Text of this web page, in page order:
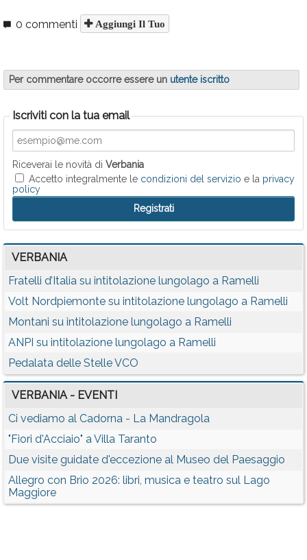
0 commenti Aggiungi Il Tuo
Per commentare occorre essere un utente iscritto
Iscriviti con la tua email
Riceverai le novità di Verbania
Accetto integralmente le condizioni del servizio e la privacy
policy
VERBANIA
Fratelli d’Italia su intitolazione lungolago a Ramelli
Volt Nordpiemonte su intitolazione lungolago a Ramelli
Montani su intitolazione lungolago a Ramelli
ANPI su intitolazione lungolago a Ramelli
Pedalata delle Stelle VCO
VERBANIA - EVENTI
Ci vediamo al Cadorna - La Mandragola
"Fiori d'Acciaio" a Villa Taranto
Due visite guidate d'eccezione al Museo del Paesaggio
Allegro con Brio 2026: libri, musica e teatro sul Lago
Maggiore